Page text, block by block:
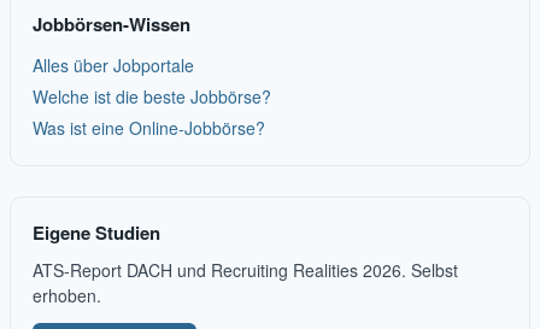
Jobbörsen-Wissen
Alles über Jobportale
Welche ist die beste Jobbörse?
Was ist eine Online-Jobbörse?
Eigene Studien
ATS-Report DACH und Recruiting Realities 2026. Selbst
erhoben.